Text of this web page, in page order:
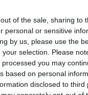
of the sale, sharing to
personal or sensitive
by us, please use the
selection. Please
you may
based on personal
disclosed to third
drepturile
se folosesc de
de legile
la tăcere orice
critică.